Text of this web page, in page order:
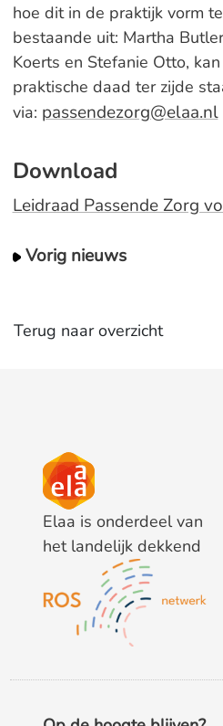
hoe dit in de praktijk vorm
bestaande uit: Martha
Koerts en Stefanie Otto,
praktische daad ter zijde
via: passendezorg@elaa.nl
Download
Leidraad Passende Zorg
Vorig nieuws
Terug naar overzicht
Elaa is onderdeel van
het landelijk dekkend